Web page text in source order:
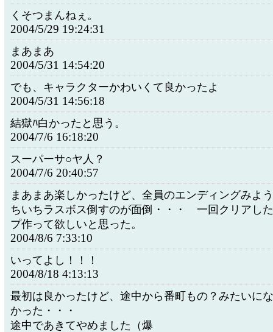
くそつまんねぇ。
2004/5/29 19:24:31
まあまあ
2004/5/31 14:54:20
でも、キャラクターかわいくて良かったよ
2004/5/31 14:56:18
結獄ﾊ白かったと思う。
2004/7/6 16:18:20
スーパーサ○ヤ人？
2004/7/6 20:40:57
まあまあ楽しかったけど、全員のエンディングみよ
ちいちラスボス倒すのが面倒・・・ 一回クリアし
プ作って欲しいと思った。
2004/8/6 7:33:10
いってよし！！！
2004/8/18 4:13:13
最初は良かったけど、途中から番町もの？みたいに
かった・・・
途中であきてやめました（爆